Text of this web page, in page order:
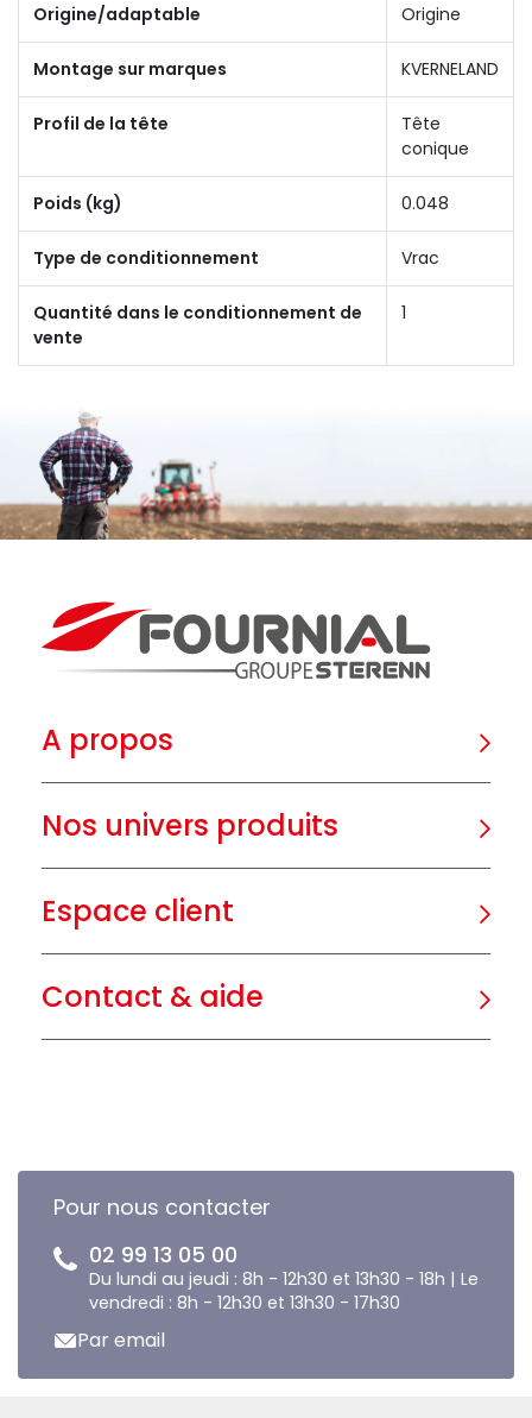
Origine/adaptable Origine
Montage sur marques KVERNELAND
Profil de la tête
Tête
conique
Poids (kg) 0.048
Type de conditionnement Vrac
Quantité dans le conditionnement de
vente
1
A propos
Nos univers produits
Espace client
Contact & aide
Pour nous contacter
02 99 13 05 00
Du lundi au jeudi : 8h - 12h30 et 13h30 - 18h | Le
vendredi : 8h - 12h30 et 13h30 - 17h30
Par email